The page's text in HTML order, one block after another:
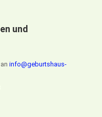
und
aninfo@geburtshaus-